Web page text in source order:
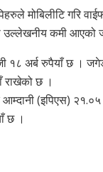
मोबिलीटि गरि
उल्लेखनीय कमी आएको
१८ अर्ब रुपैयाँ छ ।
छ ।
(इपिएस)
छ ।